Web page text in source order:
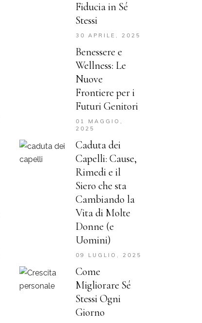
Fiducia in Sé
Stessi
30 APRILE, 2025
Benessere e
Wellness: Le
Nuove
Frontiere per i
Futuri Genitori
01 MAGGIO,
2025
Caduta dei
Capelli: Cause,
Rimedi e il
Siero che sta
Cambiando la
Vita di Molte
Donne (e
Uomini)
09 LUGLIO, 2025
Come
Migliorare Sé
Stessi Ogni
Giorno